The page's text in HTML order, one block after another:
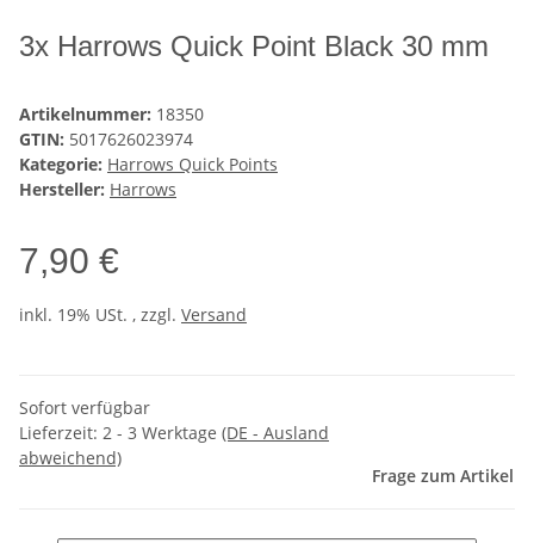
3x Harrows Quick Point Black 30 mm
Artikelnummer: 18350
GTIN: 5017626023974
Kategorie: Harrows Quick Points
Hersteller: Harrows
7,90 €
inkl. 19% USt. , zzgl. Versand
Sofort verfügbar
Lieferzeit: 2 - 3 Werktage (DE - Ausland
abweichend)
Frage zum Artikel